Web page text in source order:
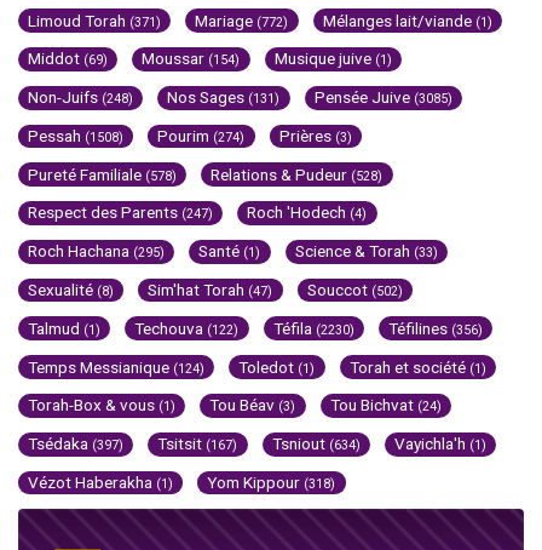
Limoud Torah (371) Mariage (772) Mélanges lait/viande (1)
Middot (69) Moussar (154) Musique juive (1)
Non-Juifs (248) Nos Sages (131) Pensée Juive (3085)
Pessah (1508) Pourim (274) Prières (3)
Pureté Familiale (578) Relations & Pudeur (528)
Respect des Parents (247) Roch 'Hodech (4)
Roch Hachana (295) Santé (1) Science & Torah (33)
Sexualité (8) Sim'hat Torah (47) Souccot (502)
Talmud (1) Techouva (122) Téfila (2230) Téfilines (356)
Temps Messianique (124) Toledot (1) Torah et société (1)
Torah-Box & vous (1) Tou Béav (3) Tou Bichvat (24)
Tsédaka (397) Tsitsit (167) Tsniout (634) Vayichla'h (1)
Vézot Haberakha (1) Yom Kippour (318)